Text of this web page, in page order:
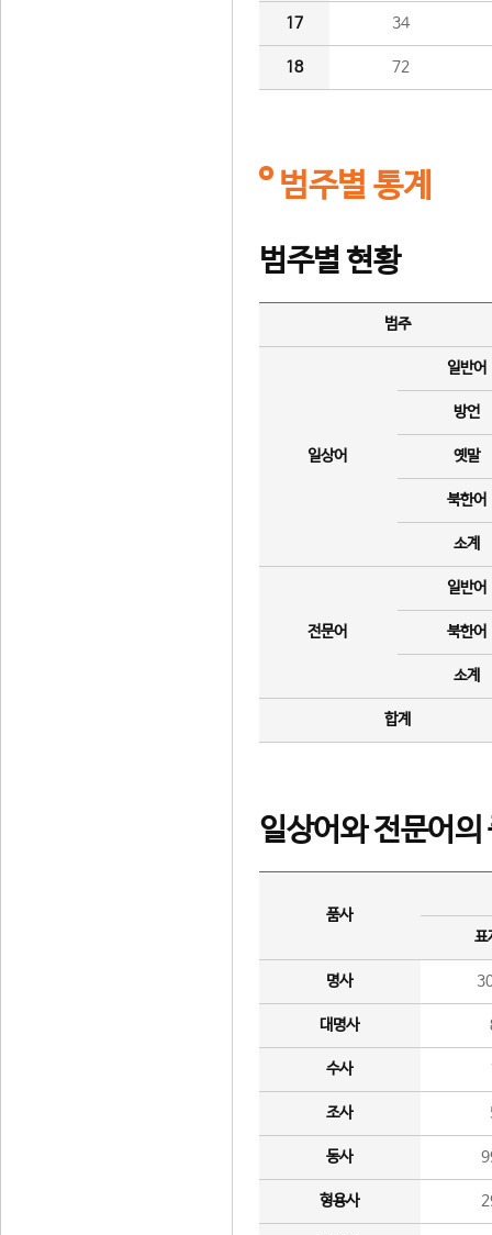
17 34
18 72
범주별 통계
범주별 현황
범주
일상어
일반어
방언
옛말
북한어
소계
전문어
일반어
북한어
소계
합계
일상어와 전문어의
품사
표
명사
대명사
수사
조사
동사
형용사